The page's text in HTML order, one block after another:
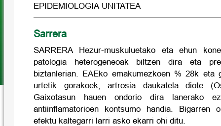
EPIDEMIOLOGIA UNITATEA
Sarrera
SARRERA Hezur-muskuluetako eta ehun
patologia heterogeneoak biltzen dira eta
biztanlerian. EAEko emakumezkoen % 28k eta
urtetik gorakoek, artrosia daukatela diote
Gaixotasun hauen ondorio dira lanerako
antiinflamatorioen kontsumo handia. Bigarren
efektu kaltegarri larri asko ekarri ohi ditu.